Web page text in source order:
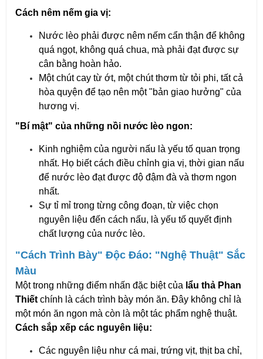
Cách nêm nếm gia vị:
Nước lèo phải được nêm nếm cẩn thận để không
quá ngọt, không quá chua, mà phải đạt được sự
cân bằng hoàn hảo.
Một chút cay từ ớt, một chút thơm từ tỏi phi, tất cả
hòa quyện để tạo nên một "bản giao hưởng" của
hương vị.
"Bí mật" của những nồi nước lèo ngon:
Kinh nghiệm của người nấu là yếu tố quan trọng
nhất. Họ biết cách điều chỉnh gia vị, thời gian nấu
để nước lèo đạt được độ đậm đà và thơm ngon
nhất.
Sự tỉ mỉ trong từng công đoạn, từ việc chọn
nguyên liệu đến cách nấu, là yếu tố quyết định
chất lượng của nước lèo.
"Cách Trình Bày" Độc Đáo: "Nghệ Thuật" Sắc
Màu
Một trong những điểm nhấn đặc biệt của lẩu thả Phan
Thiết chính là cách trình bày món ăn. Đây không chỉ là
một món ăn ngon mà còn là một tác phẩm nghệ thuật.
Cách sắp xếp các nguyên liệu:
Các nguyên liệu như cá mai, trứng vịt, thịt ba chỉ,